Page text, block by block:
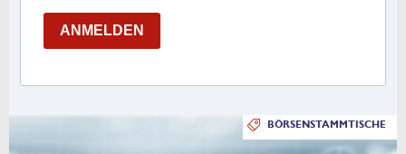
ANMELDEN
BÖRSENSTAMMTISCHE